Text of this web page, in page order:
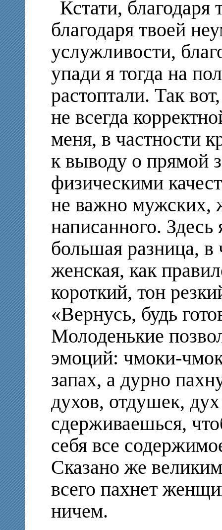
Кстати, благодаря
благодаря твоей
услужливости,
упади я тогда на
растоптали. Так
не всегда
меня, в частности
к выводу о прямой
физическими
не важно мужских,
написанного. Здесь
большая разница, в
женская, как
короткий, тон
«Вернусь, будь
Молоденькие
эмоций: чмоки-
запах, а дурно
духов, отдушек, дух
сдерживаешься,
себя все
Сказано же
всего пахнет
ничем.